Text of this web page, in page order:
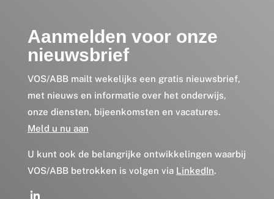
Aanmelden voor onze
nieuwsbrief
VOS/ABB mailt wekelijks een gratis nieuwsbrief,
met nieuws en informatie over het onderwijs,
onze diensten, bijeenkomsten en vacatures.
Meld u nu aan
U kunt ook de belangrijke ontwikkelingen waarbij
VOS/ABB betrokken is volgen via LinkedIn.